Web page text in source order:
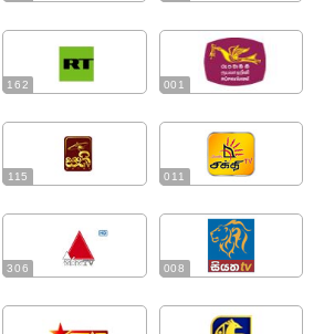
162 001
115 011
306 008